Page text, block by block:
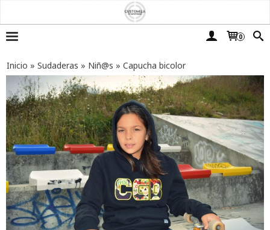
0
Inicio » Sudaderas » Niñ@s » Capucha bicolor